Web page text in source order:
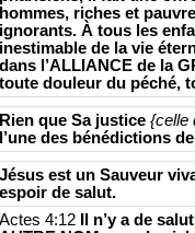
hommes, riches et
ignorants. À tous les
inestimable de la vie
dans l’ALLIANCE de la
toute douleur du péché,
Rien que Sa justice {celle
l’une des bénédictions
Jésus est un Sauveur
espoir de salut.
Actes 4:12
Il n’y a de